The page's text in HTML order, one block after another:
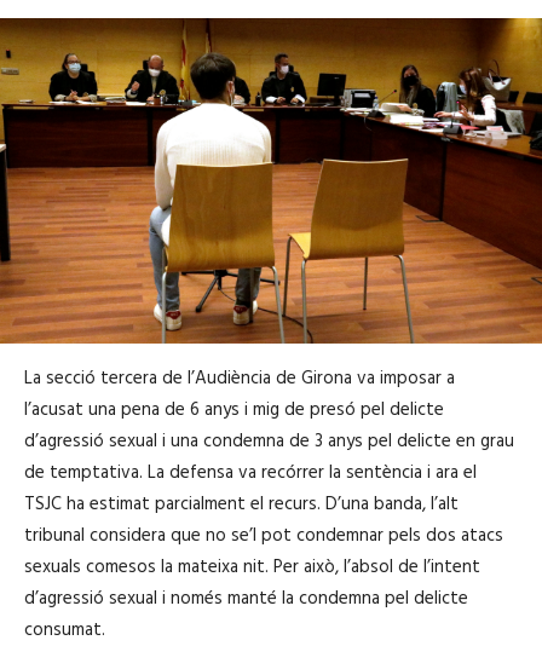
La secció tercera de l’Audiència de Girona va imposar a
l’acusat una pena de 6 anys i mig de presó pel delicte
d’agressió sexual i una condemna de 3 anys pel delicte en grau
de temptativa. La defensa va recórrer la sentència i ara el
TSJC ha estimat parcialment el recurs. D’una banda, l’alt
tribunal considera que no se’l pot condemnar pels dos atacs
sexuals comesos la mateixa nit. Per això, l’absol de l’intent
d’agressió sexual i només manté la condemna pel delicte
consumat.